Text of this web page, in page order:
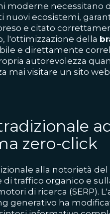
moderne necessitano
nuovi ecosistemi,
e citato
l'ottimizzazione della
e direttamente
autorevolezza
mai visitare un sito
zero-click
alla notorietà del
di traffico organico e
di ricerca (SERP).
generativo ha